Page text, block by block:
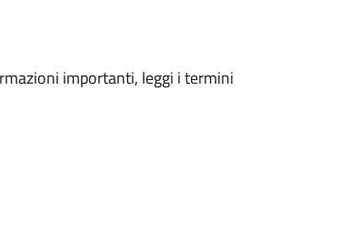
importanti, leggi i termini